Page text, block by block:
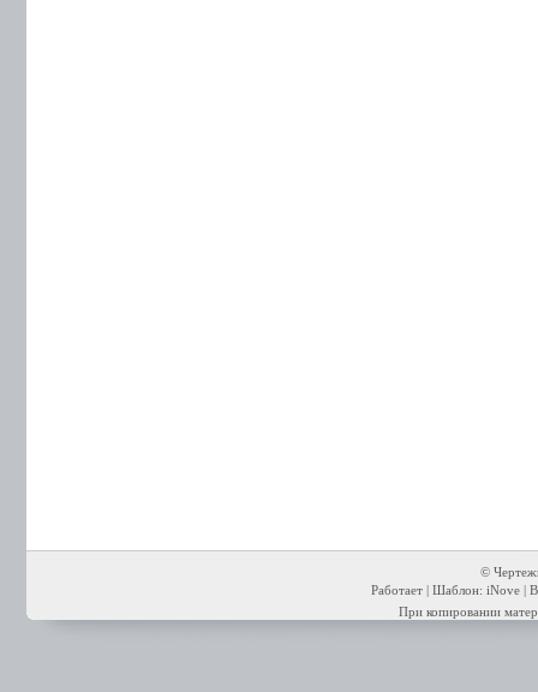
©
Работает | Шаблон: iNove |
При копировании